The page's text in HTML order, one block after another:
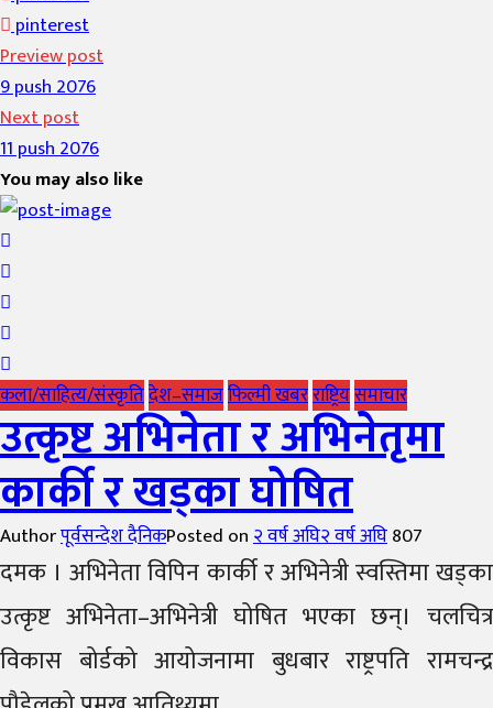
pinterest
Preview post
9 push 2076
Next post
11 push 2076
You may also like
कला/साहित्य/संस्कृतिदेश–समाजफिल्मी खबरराष्ट्रियसमाचार
उत्कृष्ट अभिनेता र अभिनेतृमा
कार्की र खड्का घोषित
Authorपूर्वसन्देश दैनिकPosted on२ वर्ष अघि२ वर्ष अघि807
दमक । अभिनेता विपिन कार्की र अभिनेत्री स्वस्तिमा खड्का
उत्कृष्ट अभिनेता–अभिनेत्री घोषित भएका छन्। चलचित्र
विकास बोर्डको आयोजनामा बुधबार राष्ट्रपति रामचन्द्र